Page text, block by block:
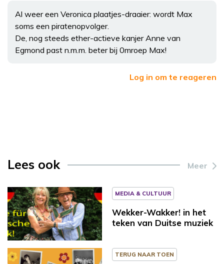
Al weer een Veronica plaatjes-draaier: wordt Max
soms een piratenopvolger.
De, nog steeds ether-actieve kanjer Anne van
Egmond past n.m.m. beter bij 0mroep Max!
Log in om te reageren
Lees ook Meer
MEDIA & CULTUUR
Wekker-Wakker! in het
teken van Duitse muziek
TERUG NAAR TOEN